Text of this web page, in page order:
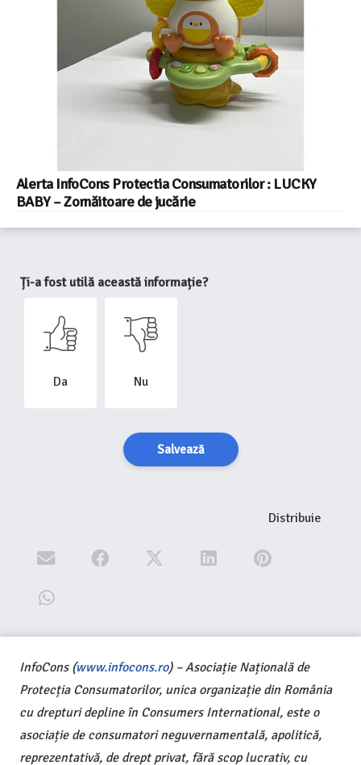
Alerta InfoCons Protectia Consumatorilor : LUCKY
BABY – Zornăitoare de jucărie
Ți-a fost utilă această informație?
Da Nu
Salvează
Distribuie
InfoCons (www.infocons.ro) – Asociație Națională de
Protecția Consumatorilor, unica organizație din România
cu drepturi depline în Consumers International, este o
asociație de consumatori neguvernamentală, apolitică,
reprezentativă, de drept privat, fără scop lucrativ, cu